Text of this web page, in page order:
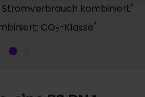
kombiniert*
CO2-Klasse*